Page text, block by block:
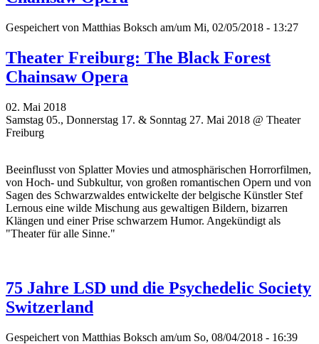
Gespeichert von Matthias Boksch am/um Mi, 02/05/2018 - 13:27
Theater Freiburg: The Black Forest
Chainsaw Opera
02. Mai 2018
Samstag 05., Donnerstag 17. & Sonntag 27. Mai 2018 @ Theater
Freiburg
Beeinflusst von Splatter Movies und atmosphärischen Horrorfilmen,
von Hoch- und Subkultur, von großen romantischen Opern und von
Sagen des Schwarzwaldes entwickelte der belgische Künstler Stef
Lernous eine wilde Mischung aus gewaltigen Bildern, bizarren
Klängen und einer Prise schwarzem Humor. Angekündigt als
"Theater für alle Sinne."
75 Jahre LSD und die Psychedelic Society
Switzerland
Gespeichert von Matthias Boksch am/um So, 08/04/2018 - 16:39